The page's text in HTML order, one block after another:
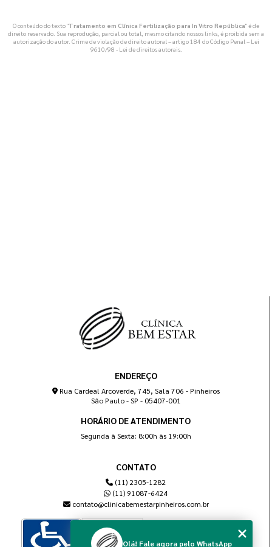
O conteúdo do texto "Tratamento em Clínica Fertilização para In Vitro República" é de
direito reservado. Sua reprodução, parcial ou total, mesmo citando nossos links, é proibida sem a
autorização do autor. Crime de violação de direito autoral – artigo 184 do Código Penal – Lei
9610/98 - Lei de direitos autorais.
ENDEREÇO
Rua Cardeal Arcoverde, 745, Sala 706 - Pinheiros
São Paulo - SP - 05407-001
HORÁRIO DE ATENDIMENTO
Segunda à Sexta: 8:00h às 19:00h
CONTATO
(11) 2305-1282
(11) 91087-6424
contato@clinicabemestarpinheiros.com.br
Olá! Fale agora pelo WhatsApp